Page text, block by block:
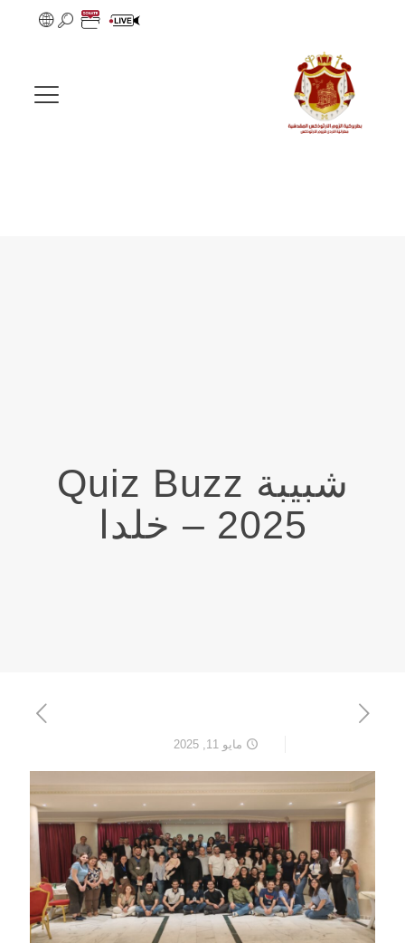
‏شبيبة Quiz Buzz
2025 – خلدا
مايو 11, 2025